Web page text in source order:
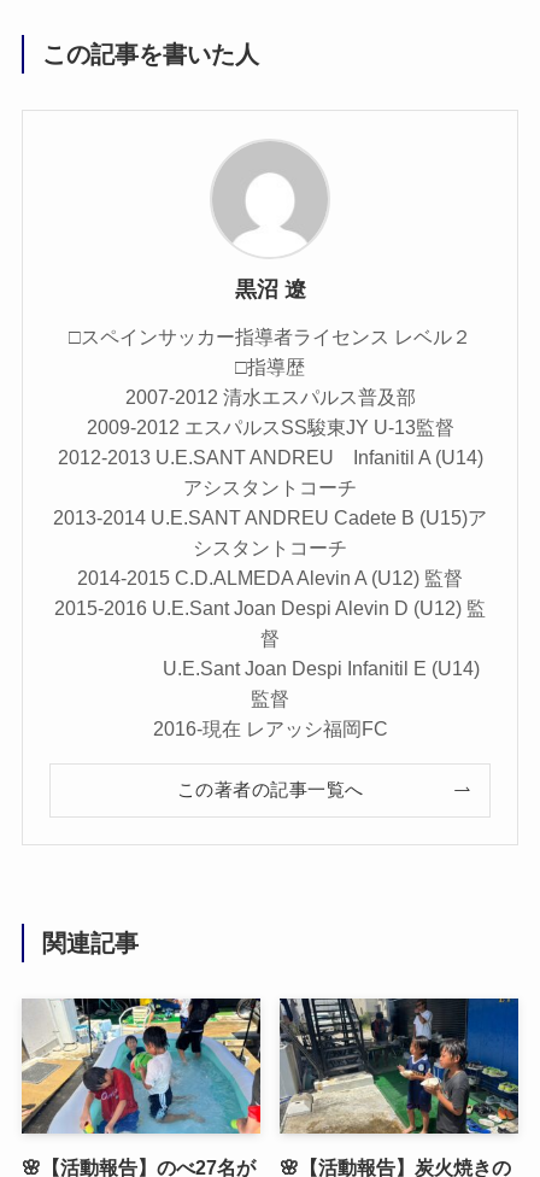
この記事を書いた人
黒沼 遼
□スペインサッカー指導者ライセンス レベル２
□指導歴
2007-2012 清水エスパルス普及部
2009-2012 エスパルスSS駿東JY U-13監督
2012-2013 U.E.SANT ANDREU Infanitil A (U14)
アシスタントコーチ
2013-2014 U.E.SANT ANDREU Cadete B (U15)ア
シスタントコーチ
2014-2015 C.D.ALMEDA Alevin A (U12) 監督
2015-2016 U.E.Sant Joan Despi Alevin D (U12) 監
督
U.E.Sant Joan Despi Infanitil E (U14)
監督
2016-現在 レアッシ福岡FC
この著者の記事一覧へ
関連記事
🌸【活動報告】のべ27名が
🌸【活動報告】炭火焼きの